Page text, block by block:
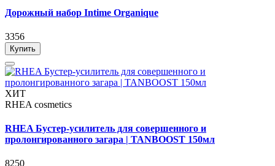
Дорожный набор Intime Organique
3356
Купить
ХИТ
RHEA cosmetics
RHEA Бустер-усилитель для совершенного и
пролонгированного загара | TANBOOST 150мл
8250